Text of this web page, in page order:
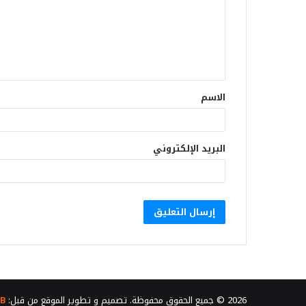
الاسم
البريد الإلكتروني
2026 © جميع الحقوق محفوظة. تصميم و تطوير الموقع من قبل: